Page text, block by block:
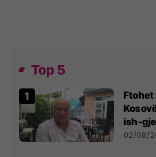
Top 5
Ftohet
ish-
dikush
02/08/